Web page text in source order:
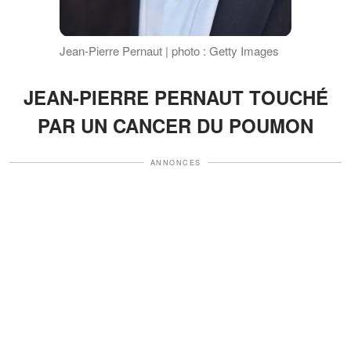
Jean-Pierre Pernaut | photo : Getty Images
JEAN-PIERRE PERNAUT TOUCHÉ
PAR UN CANCER DU POUMON
ANNONCES